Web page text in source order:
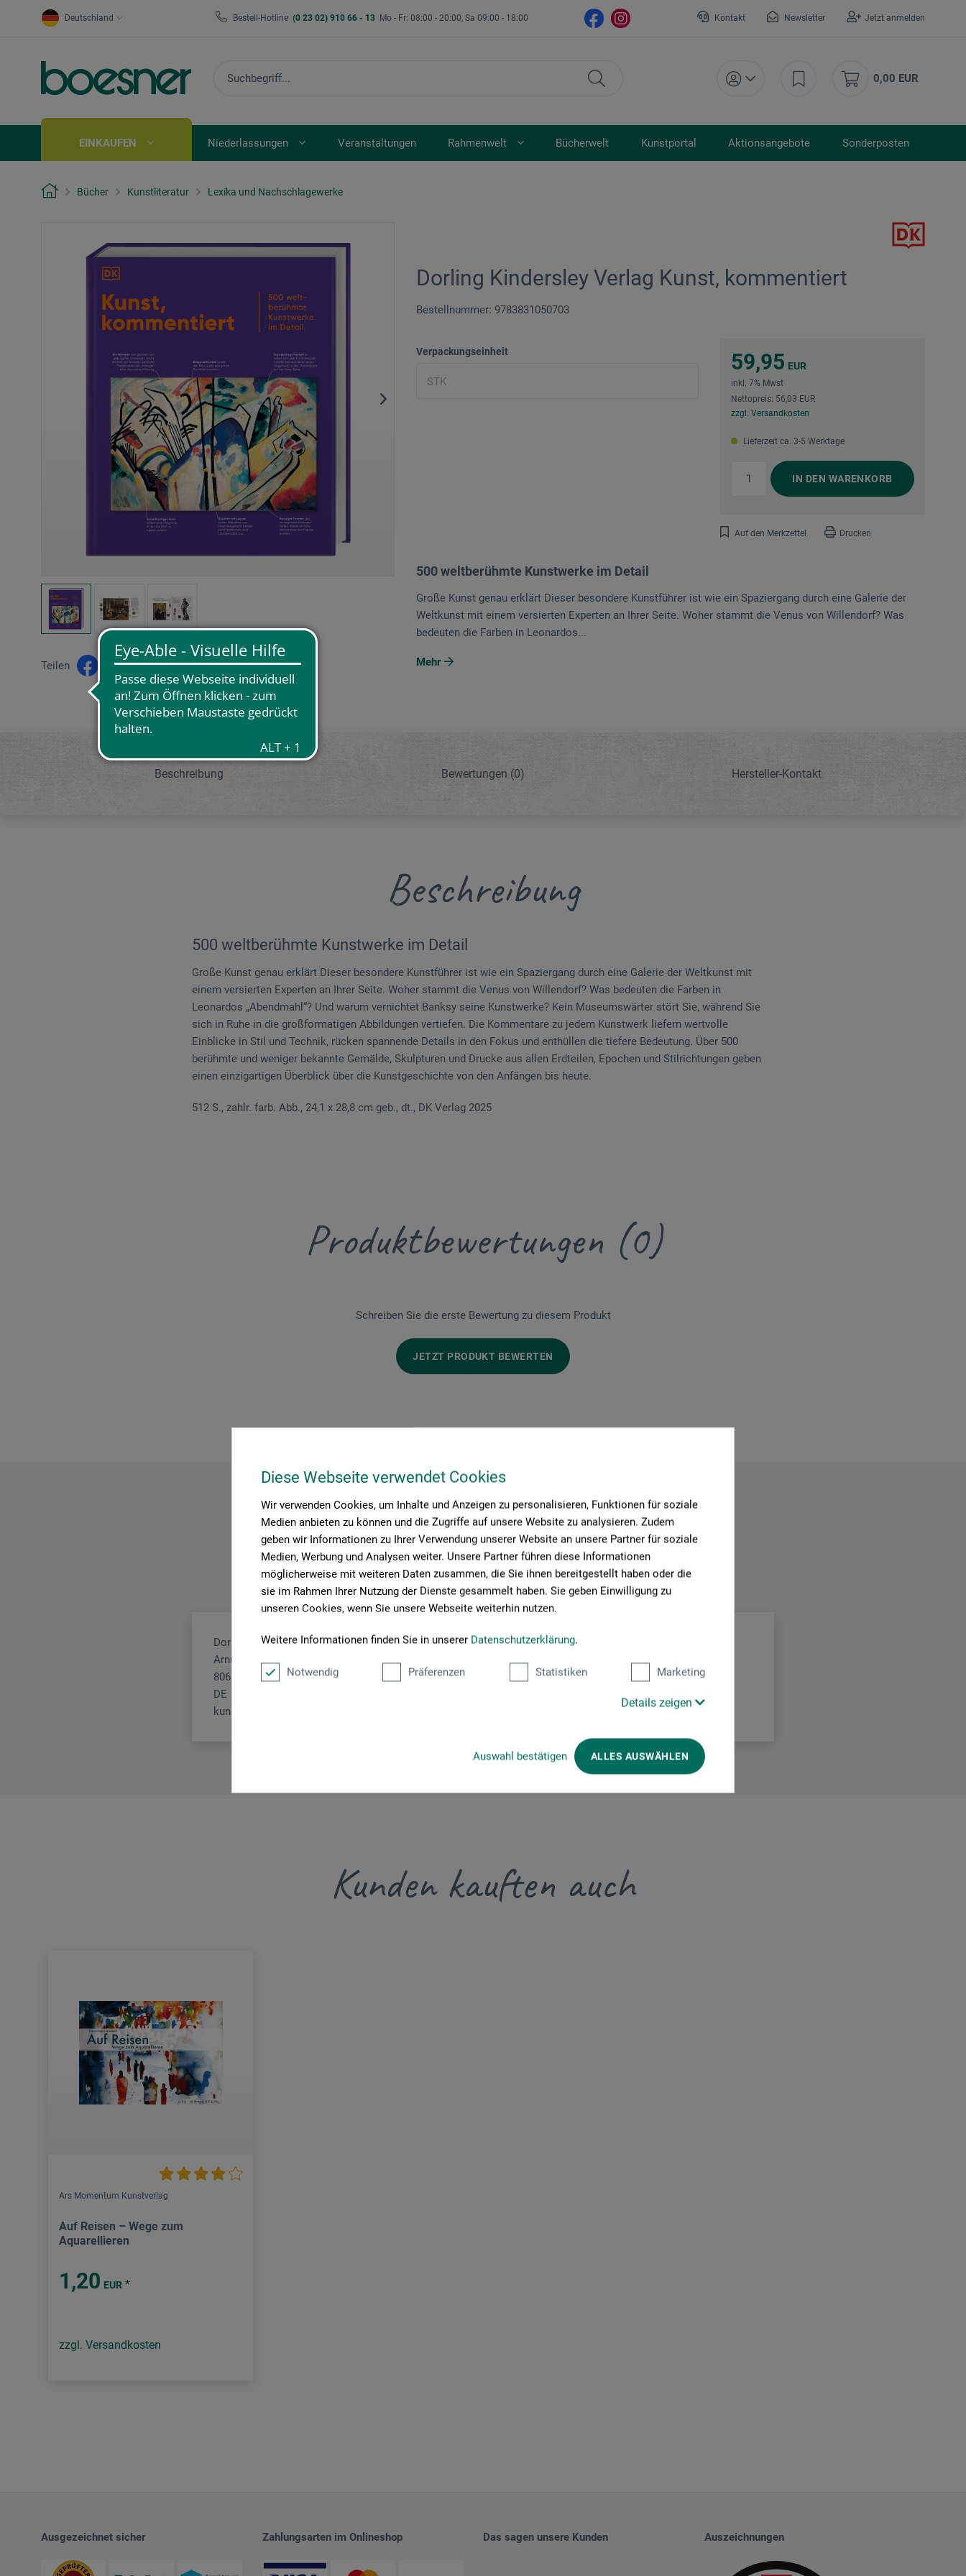
Diese Webseite verwendet Cookies
Wir verwenden Cookies, um Inhalte und Anzeigen zu personalisieren, Funktionen für soziale
Medien anbieten zu können und die Zugriffe auf unsere Website zu analysieren. Zudem
geben wir Informationen zu Ihrer Verwendung unserer Website an unsere Partner für soziale
Medien, Werbung und Analysen weiter. Unsere Partner führen diese Informationen
möglicherweise mit weiteren Daten zusammen, die Sie ihnen bereitgestellt haben oder die
sie im Rahmen Ihrer Nutzung der Dienste gesammelt haben. Sie geben Einwilligung zu
unseren Cookies, wenn Sie unsere Webseite weiterhin nutzen.
Weitere Informationen finden Sie in unserer Datenschutzerklärung.
Notwendig Präferenzen Statistiken Marketing
Details zeigen
Auswahl bestätigen ALLES AUSWÄHLEN
Deutschland Bestell-Hotline (0 23 02) 910 66 - 13 Mo - Fr: 08:00 - 20:00, Sa 09:00 - 18:00 Kontakt Newsletter Jetzt anmelden
0,00 EUR
EINKAUFEN Niederlassungen Veranstaltungen Rahmenwelt Bücherwelt Kunstportal Aktionsangebote Sonderposten
Bücher Kunstliteratur Lexika und Nachschlagewerke
Dorling Kindersley Verlag Kunst, kommentiert
Bestellnummer: 9783831050703
Verpackungseinheit 59,95 EUR
inkl. 7% Mwst
Nettopreis: 56,03 EUR
zzgl. Versandkosten
Lieferzeit ca. 3-5 Werktage
IN DEN WARENKORB
Auf den Merkzettel Drucken
Teilen
500 weltberühmte Kunstwerke im Detail
Große Kunst genau erklärt Dieser besondere Kunstführer ist wie ein Spaziergang durch eine Galerie der
Weltkunst mit einem versierten Experten an Ihrer Seite. Woher stammt die Venus von Willendorf? Was
bedeuten die Farben in Leonardos...
Mehr
Beschreibung Bewertungen (0) Hersteller-Kontakt
Beschreibung
500 weltberühmte Kunstwerke im Detail
Große Kunst genau erklärt Dieser besondere Kunstführer ist wie ein Spaziergang durch eine Galerie der Weltkunst mit
einem versierten Experten an Ihrer Seite. Woher stammt die Venus von Willendorf? Was bedeuten die Farben in
Leonardos „Abendmahl“? Und warum vernichtet Banksy seine Kunstwerke? Kein Museumswärter stört Sie, während Sie
sich in Ruhe in die großformatigen Abbildungen vertiefen. Die Kommentare zu jedem Kunstwerk liefern wertvolle
Einblicke in Stil und Technik, rücken spannende Details in den Fokus und enthüllen die tiefere Bedeutung. Über 500
berühmte und weniger bekannte Gemälde, Skulpturen und Drucke aus allen Erdteilen, Epochen und Stilrichtungen geben
einen einzigartigen Überblick über die Kunstgeschichte von den Anfängen bis heute.
512 S., zahlr. farb. Abb., 24,1 x 28,8 cm geb., dt., DK Verlag 2025
Produktbewertungen (0)
Schreiben Sie die erste Bewertung zu diesem Produkt
JETZT PRODUKT BEWERTEN
Hersteller-Kontakt
Hier finden Sie die Kontaktdaten des Herstellers zu diesem Produkt.
Dorling Kindersley Verlag GmbH
Arnulfstr. 124
80636 München
DE
kundenservice@dk.com
Kunden kauften auch
Ars Momentum Kunstverlag
Auf Reisen – Wege zum
Aquarellieren
1,20 EUR *
zzgl. Versandkosten
Ausgezeichnet sicher Zahlungsarten im Onlineshop Das sagen unsere Kunden Auszeichnungen